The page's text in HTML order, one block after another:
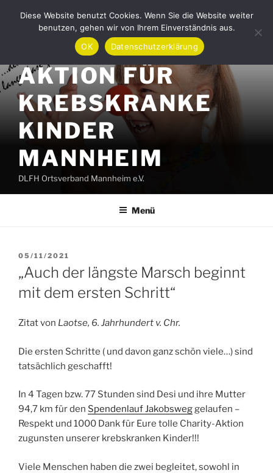
Inhalt
AKTION FÜR
KREBSKRANKE
KINDER
MANNHEIM
DLFH Ortsverband Mannheim e.V.
Menü
VERÖFFENTLICHT
AM
05/11/2021
„Auch der längste Marsch beginnt
mit dem ersten Schritt“
Zitat von Laotse, 6. Jahrhundert v. Chr.
Die ersten Schritte ( und davon ganz schön viele…) sind
tatsächlich geschafft!
In 4 Tagen bzw. 77 Stunden sind Desi und ihre Mutter
94,7 km für den Spendenlauf Jakobsweggelaufen –
Respekt und 1000 Dank für Eure tolle Charity-Aktion
zugunsten unserer krebskranken Kinder!!!
Viele Menschen haben die zwei begleitet, sowohl in
Diese Website benutzt Cookies. Wenn Sie die Website weiter
benutzen, gehen wir von Ihrem Einverständnis aus.
OK
Datenschutzerklärung